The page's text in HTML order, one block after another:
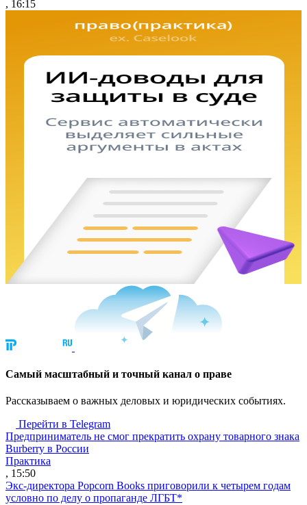
, 16:15
Cамый масштабный и точный канал о праве
Рассказываем о важных деловых и юридических событиях.
Перейти в Telegram
Предприниматель не смог прекратить охрану товарного знака
Burberry в России
Практика
, 15:50
Экс-директора Popcorn Books приговорили к четырем годам
условно по делу о пропаганде ЛГБТ*